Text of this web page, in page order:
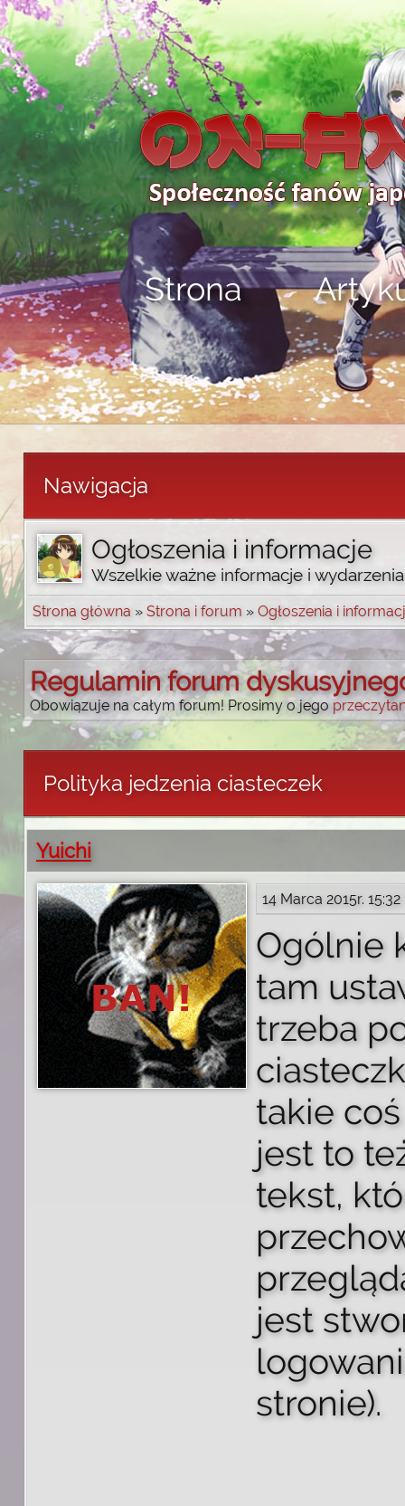
Strona
Nawigacja
Ogłoszenia i informacje
Wszelkie ważne informacje i wydarzenia
Strona główna » Strona i forum » Ogłoszenia i
Regulamin forum
Obowiązuje na całym forum! Prosimy o jego
Polityka jedzenia ciasteczek
Yuichi
14 Marca 2015r. 15:32
Ogólnie
tam
trzeba
takie
jest to
tekst,
jest
stronie).